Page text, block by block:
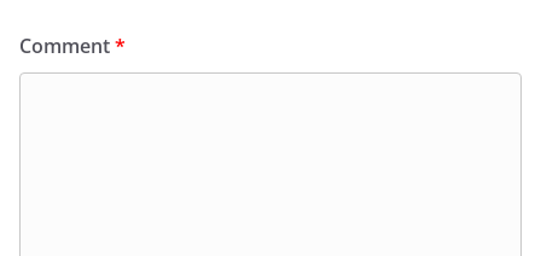
Comment*